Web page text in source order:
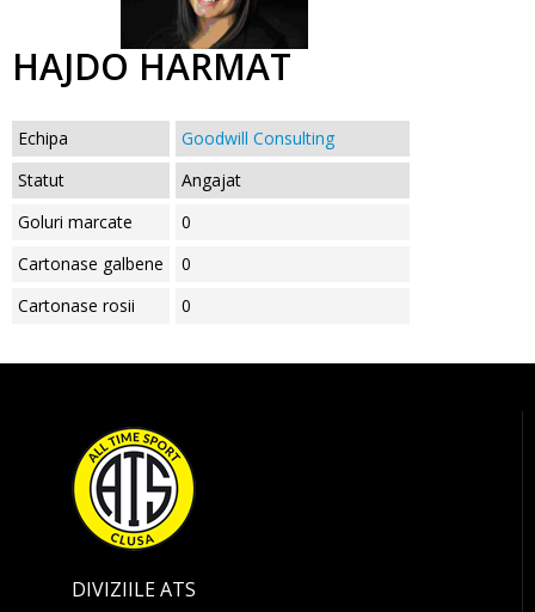
HAJDO HARMAT
Echipa
Goodwill Consulting
Statut
Angajat
Goluri marcate
0
Cartonase galbene
0
Cartonase rosii
0
DIVIZIILE ATS